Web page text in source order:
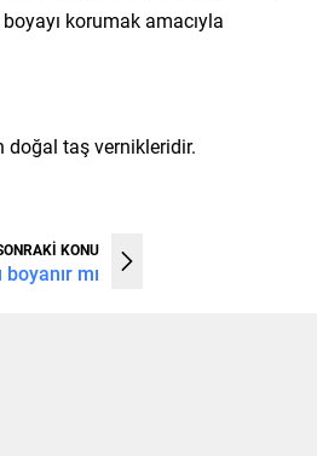
korumak amacıyla
doğal taş vernikleridir.
KONU
mı